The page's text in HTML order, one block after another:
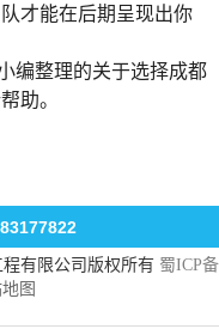
才能在后期呈现出你
编整理的关于选择成都
助。
有限公司版权所有 蜀ICP备
图